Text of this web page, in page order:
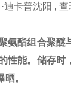
卡普沈阳 ,
氨酯组合聚
性能。储存时
。